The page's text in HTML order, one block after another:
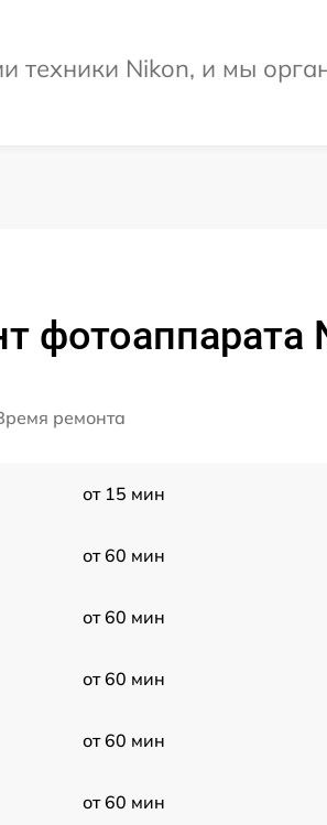
Nikon, и мы
фотоаппарата
ремонта
от 15 мин
от 60 мин
от 60 мин
от 60 мин
от 60 мин
от 60 мин